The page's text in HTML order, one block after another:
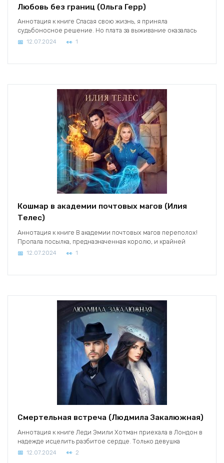
Любовь без границ (Ольга Герр)
Аннотация к книге Спасая свою жизнь, я приняла
судьбоносное решение. Но плата за выживание оказалась
12.07.2024 1
Кошмар в академии почтовых магов (Илия
Телес)
Аннотация к книге В академии почтовых магов переполох!
Пропала посылка, предназначенная королю, и крайней
12.07.2024 1
Смертельная встреча (Людмила Закалюжная)
Аннотация к книге Леди Эмили Хотман приехала в Лондон в
надежде исцелить разбитое сердце. Только девушка
12.07.2024 2